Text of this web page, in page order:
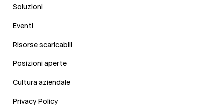
Soluzioni
Eventi
Risorse scaricabili
Posizioni aperte
Cultura aziendale
Privacy Policy